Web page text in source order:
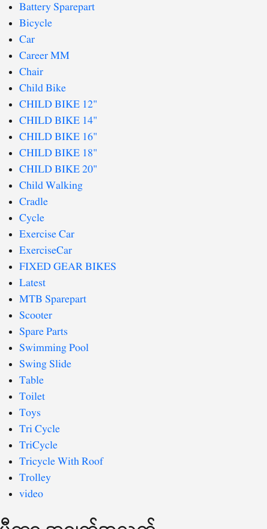
Battery Sparepart
Bicycle
Car
Career MM
Chair
Child Bike
CHILD BIKE 12"
CHILD BIKE 14"
CHILD BIKE 16"
CHILD BIKE 18"
CHILD BIKE 20"
Child Walking
Cradle
Cycle
Exercise Car
ExerciseCar
FIXED GEAR BIKES
Latest
MTB Sparepart
Scooter
Spare Parts
Swimming Pool
Swing Slide
Table
Toilet
Toys
Tri Cycle
TriCycle
Tricycle With Roof
Trolley
video